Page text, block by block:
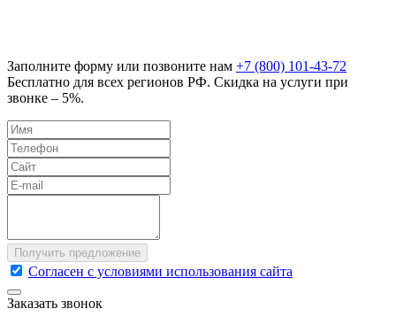
Заполните форму или позвоните нам +7 (800) 101-43-72
Бесплатно для всех регионов РФ. Скидка на услуги при
звонке – 5%.
Согласен с условиями использования сайта
Заказать звонок